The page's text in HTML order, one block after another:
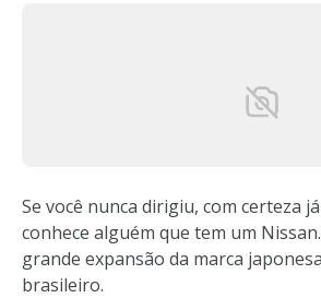
Se você nunca dirigiu, com certeza
conhece alguém que tem um
grande expansão da marca
brasileiro.